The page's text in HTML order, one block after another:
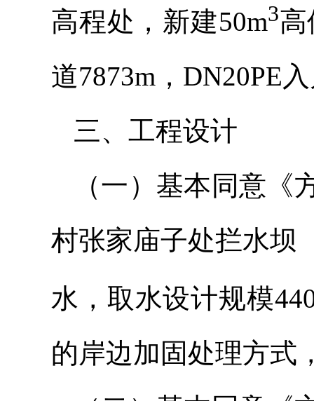
高程处，新建50m3高
道7873m，DN20PE
三、工程设计
（一）基本同意
村张家庙子处拦水坝
水，取水设计规模
的岸边加固处理方式